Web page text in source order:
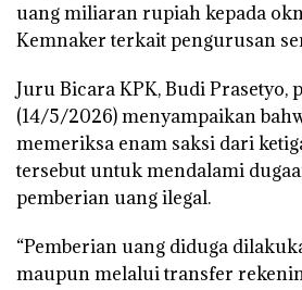
uang miliaran rupiah kepada
Kemnaker terkait pengurusan
Juru Bicara KPK, Budi Prasetyo,
(14/5/2026) menyampaikan
memeriksa enam saksi dari
tersebut untuk mendalami
pemberian uang ilegal.
“Pemberian uang diduga
maupun melalui transfer